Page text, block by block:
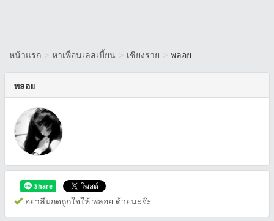
หน้าแรก > หาเพื่อนเลสเบี้ยน > เชียงราย > พลอย
พลอย
อย่าลืมกดถูกใจให้ พลอย ด้วยนะจ๊ะ